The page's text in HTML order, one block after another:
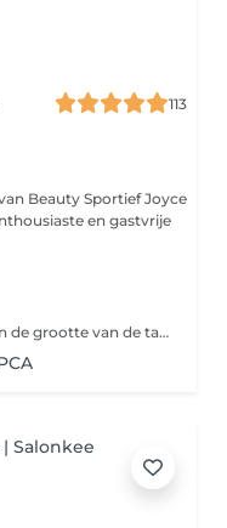
113
Beauty Sportief Joyce
en gastvrije
Deze prijs is vanaf €60,- afhankelijk van de grootte van de tatoeage